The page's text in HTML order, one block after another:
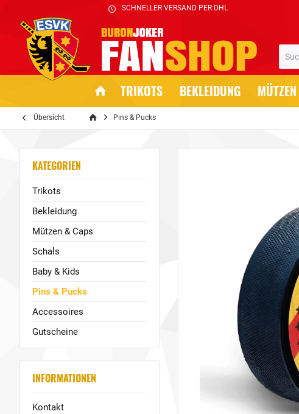
SCHNELLER VERSAND PER DHL
TRIKOTS BEKLEIDUNG
Übersicht Pins & Pucks
KATEGORIEN
Trikots
Bekleidung
Mützen & Caps
Schals
Baby & Kids
Pins & Pucks
Accessoires
Gutscheine
INFORMATIONEN
Kontakt